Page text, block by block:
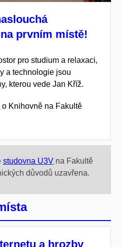
prvním místě!
pro studium a relaxaci,
a technologie jsou
kterou vede Jan Kříž.
o Knihovně na Fakultě
studovna U3V na Fakultě
důvodů uzavřena.
a hrozby